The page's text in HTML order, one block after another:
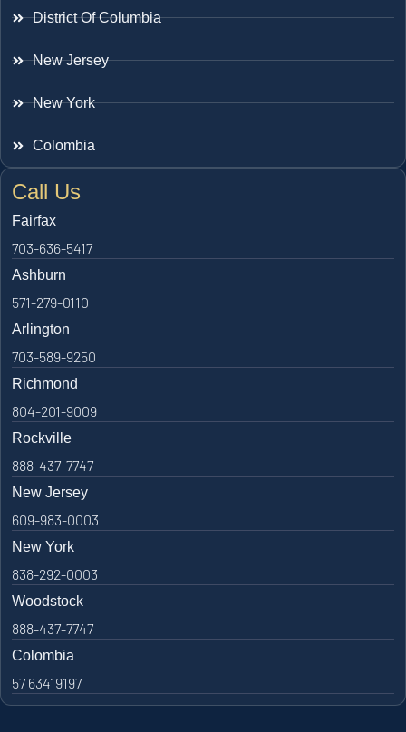
District Of Columbia
New Jersey
New York
Colombia
Call Us
Fairfax
703-636-5417
Ashburn
571-279-0110
Arlington
703-589-9250
Richmond
804-201-9009
Rockville
888-437-7747
New Jersey
609-983-0003
New York
838-292-0003
Woodstock
888-437-7747
Colombia
57 63419197